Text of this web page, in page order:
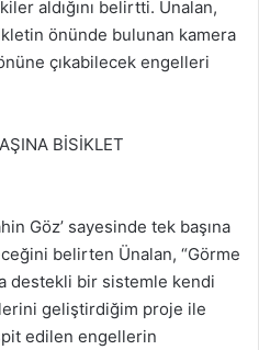
aldığını belirtti. Ünalan,
önünde bulunan kamera
çıkabilecek engelleri
BİSİKLET
Göz’ sayesinde tek başına
belirten Ünalan, “Görme
destekli bir sistemle kendi
geliştirdiğim proje ile
edilen engellerin